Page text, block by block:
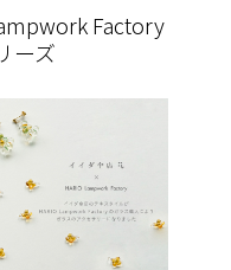
Factory
ーズ